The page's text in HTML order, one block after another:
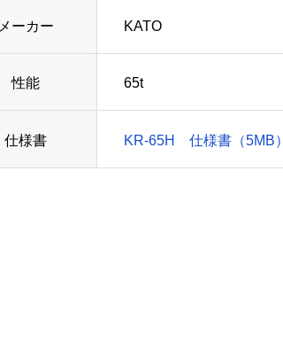
メーカー KATO
性能 65t
仕様書 KR-65H 仕様書（5MB）